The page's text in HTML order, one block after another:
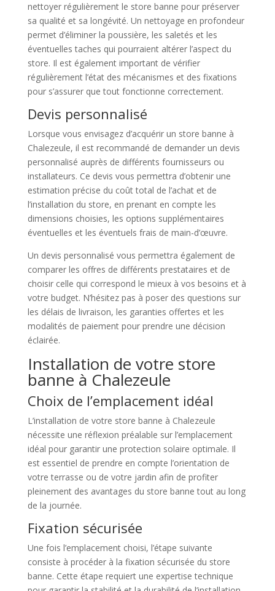
nettoyer régulièrement le store banne pour préserver
sa qualité et sa longévité. Un nettoyage en profondeur
permet d’éliminer la poussière, les saletés et les
éventuelles taches qui pourraient altérer l’aspect du
store. Il est également important de vérifier
régulièrement l’état des mécanismes et des fixations
pour s’assurer que tout fonctionne correctement.
Devis personnalisé
Lorsque vous envisagez d’acquérir un store banne à
Chalezeule, il est recommandé de demander un devis
personnalisé auprès de différents fournisseurs ou
installateurs. Ce devis vous permettra d’obtenir une
estimation précise du coût total de l’achat et de
l’installation du store, en prenant en compte les
dimensions choisies, les options supplémentaires
éventuelles et les éventuels frais de main-d’œuvre.
Un devis personnalisé vous permettra également de
comparer les offres de différents prestataires et de
choisir celle qui correspond le mieux à vos besoins et à
votre budget. N’hésitez pas à poser des questions sur
les délais de livraison, les garanties offertes et les
modalités de paiement pour prendre une décision
éclairée.
Installation de votre store
banne à Chalezeule
Choix de l’emplacement idéal
L’installation de votre store banne à Chalezeule
nécessite une réflexion préalable sur l’emplacement
idéal pour garantir une protection solaire optimale. Il
est essentiel de prendre en compte l’orientation de
votre terrasse ou de votre jardin afin de profiter
pleinement des avantages du store banne tout au long
de la journée.
Fixation sécurisée
Une fois l’emplacement choisi, l’étape suivante
consiste à procéder à la fixation sécurisée du store
banne. Cette étape requiert une expertise technique